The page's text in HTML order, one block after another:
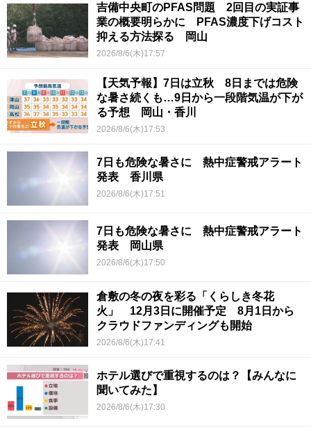
吉備中央町のPFAS問題 2回目の実証事
業の概要明らかに PFAS濃度下げコスト
抑える方法探る 岡山
2026/8/6(木)17:57
【天気予報】7日は立秋 8日までは危険
な暑さ続くも…9日から一段階気温が下が
る予想 岡山・香川
2026/8/6(木)17:53
7日も危険な暑さに 熱中症警戒アラート
発表 香川県
2026/8/6(木)17:51
7日も危険な暑さに 熱中症警戒アラート
発表 岡山県
2026/8/6(木)17:50
倉敷の冬の夜を彩る「くらしき冬花
火」 12月3日に開催予定 8月1日から
クラウドファンディングも開始
2026/8/6(木)17:41
ホテル選びで重視するのは？【みんなに
聞いてみた】
2026/8/6(木)17:30